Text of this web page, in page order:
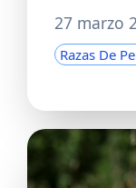
27 marzo
Razas De